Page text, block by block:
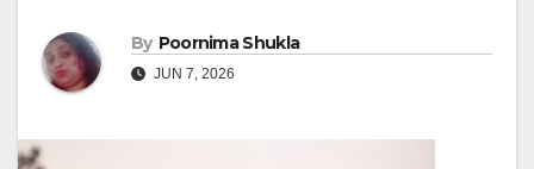
By Poornima Shukla
JUN 7, 2026